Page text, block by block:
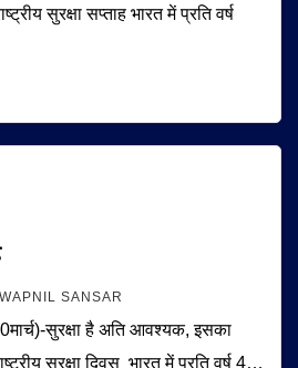
सुरक्षा सप्ताह भारत में प्रति वर्ष
SANSAR
सुरक्षा है अति आवश्यक, इसका
सुरक्षा दिवस भारत में प्रति वर्ष 4…